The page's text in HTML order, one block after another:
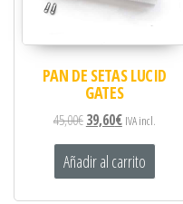
PAN DE SETAS LUCID
GATES
45,00€39,60€ IVA incl.
Añadir al carrito